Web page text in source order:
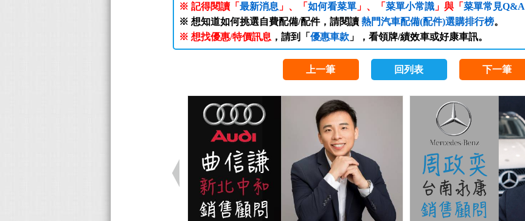
※ 記得閱讀「最新消息 」、「如何看菜單 」、「菜單小常識 」與「菜單常見Q&A
※ 想知道如何挑選自費配備/配件，請閱讀熱門汽車配備(配件)選購排行榜。
※ 想找優惠/特價訊息 ，請到「優惠車款 」，看領牌/績效車或好康車訊。
上一筆 回列表 下一筆